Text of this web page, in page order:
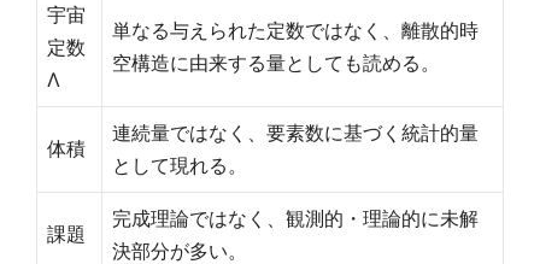
宇宙
定数
Λ
単なる与えられた定数ではなく、離散的時
空構造に由来する量としても読める。
体積
連続量ではなく、要素数に基づく統計的量
として現れる。
課題
完成理論ではなく、観測的・理論的に未解
決部分が多い。